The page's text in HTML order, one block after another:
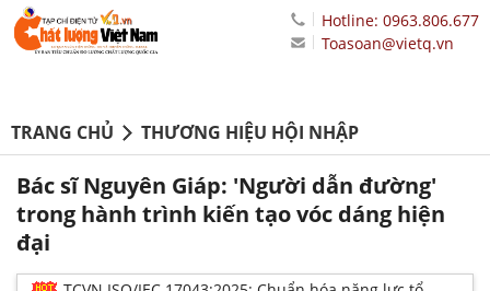
Hotline: 0963.806.677
Toasoan@vietq.vn
TRANG CHỦ THƯƠNG HIỆU HỘI NHẬP
Bác sĩ Nguyên Giáp: 'Người dẫn đường'
trong hành trình kiến tạo vóc dáng hiện
đại